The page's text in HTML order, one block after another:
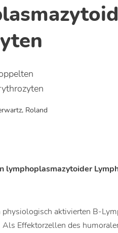
Roland
lymphoplasmazytoider
aktivierten B-
Effektorzellen des